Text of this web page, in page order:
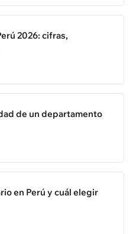
2026: cifras,
de un departamento
en Perú y cuál elegir